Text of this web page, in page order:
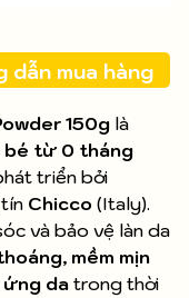
dẫn mua hàng
150g là
bé từ 0 tháng
triển bởi
Chicco (Italy).
và bảo vệ làn da
mềm mịn
ứng da trong thời